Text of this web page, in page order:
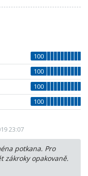
100
100
100
100
23:07
potkana. Pro
zákroky opakovaně.